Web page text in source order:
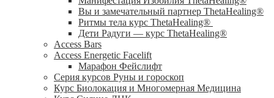
Вы и замечательный партнер ThetaHealing®
Ритмы тела курс ThetaHealing®
Дети Радуги — курс ThetaHealing®
Access Bars
Access Energetic Facelift
Марафон Фейслифт
Серия курсов Руны и гороскоп
Курс Биолокация и Многомерная Медицина